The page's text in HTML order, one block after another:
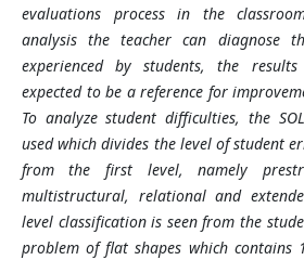
evaluations process in the
analysis the teacher can diagnose
experienced by students, the
expected to be a reference for
To analyze student difficulties, the
used which divides the level of student
from the first level, namely
multistructural, relational and
level classification is seen from the
problem of flat shapes which contains